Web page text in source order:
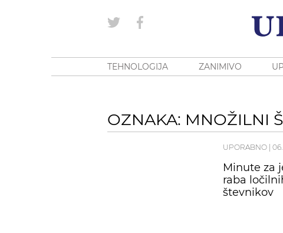
TEHNOLOGIJA ZANIMIVO
OZNAKA: MNOŽILNI
UPORABNO 06.
Minute za
raba
števnikov